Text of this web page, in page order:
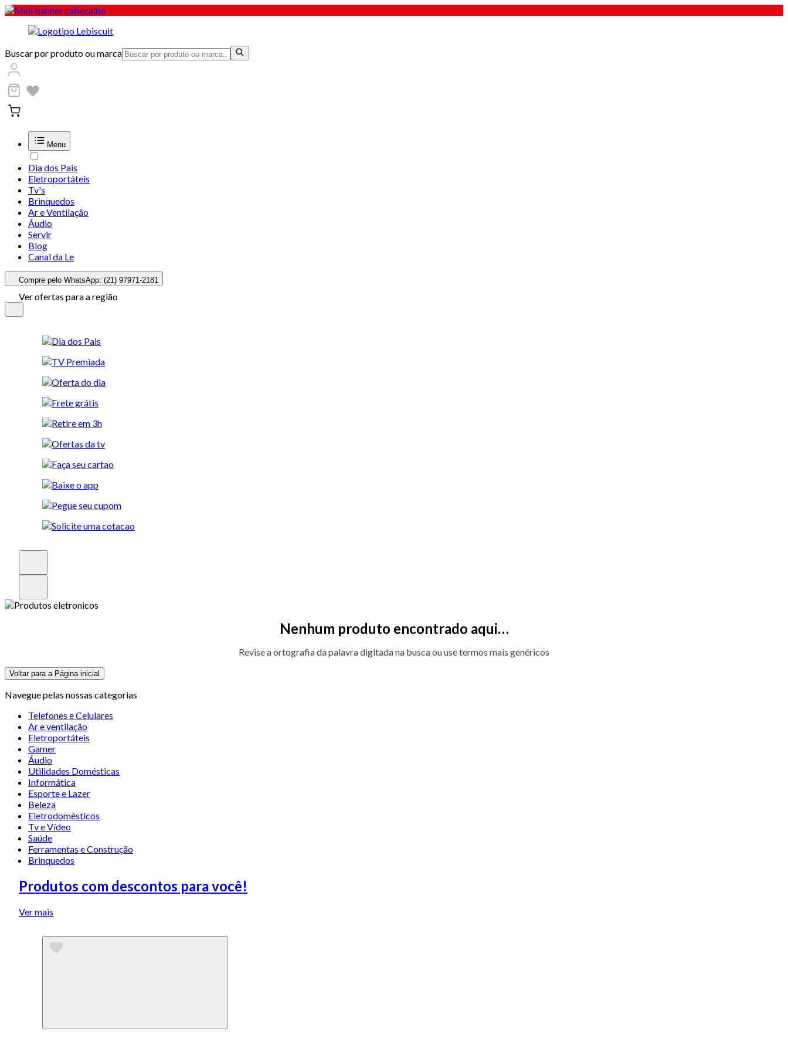
Buscar por produto ou marca
Menu
Dia dos Pais
Eletroportáteis
Tv's
Brinquedos
Ar e Ventilação
Áudio
Servir
Blog
Canal da Le
Compre pelo WhatsApp: (21) 97971-2181
Ver ofertas para a região
Nenhum produto encontrado aqui…
Revise a ortografia da palavra digitada na busca ou use termos mais genéricos
Voltar para a Página inicial
Navegue pelas nossas categorias
Telefones e Celulares
Ar e ventilação
Eletroportáteis
Gamer
Áudio
Utilidades Domésticas
Informática
Esporte e Lazer
Beleza
Eletrodomésticos
Tv e Vídeo
Saúde
Ferramentas e Construção
Brinquedos
Produtos com descontos para você!
Ver mais